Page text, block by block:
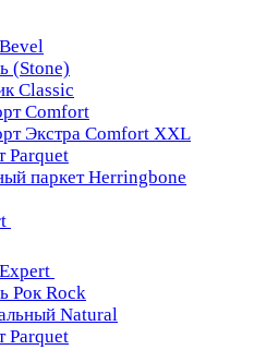
(Stone)
Classic
Comfort
Экстра Comfort XXL
Parquet
паркет Herringbone
Рок Rock
Natural
Parquet